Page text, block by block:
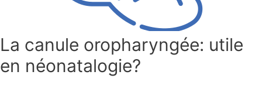
La canule oropharyngée: utile
en néonatalogie?